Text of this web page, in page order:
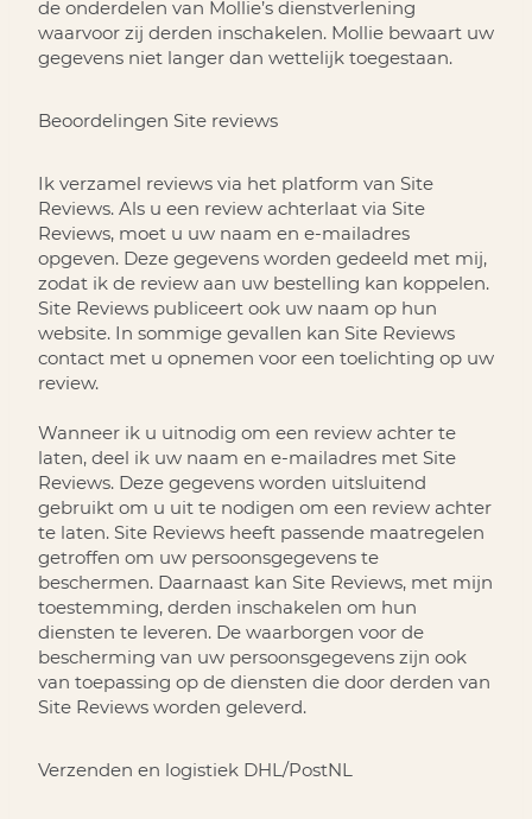
de onderdelen van Mollie’s dienstverlening
waarvoor zij derden inschakelen. Mollie bewaart uw
gegevens niet langer dan wettelijk toegestaan.
Beoordelingen Site reviews
Ik verzamel reviews via het platform van Site
Reviews. Als u een review achterlaat via Site
Reviews, moet u uw naam en e-mailadres
opgeven. Deze gegevens worden gedeeld met mij,
zodat ik de review aan uw bestelling kan koppelen.
Site Reviews publiceert ook uw naam op hun
website. In sommige gevallen kan Site Reviews
contact met u opnemen voor een toelichting op uw
review.
Wanneer ik u uitnodig om een review achter te
laten, deel ik uw naam en e-mailadres met Site
Reviews. Deze gegevens worden uitsluitend
gebruikt om u uit te nodigen om een review achter
te laten. Site Reviews heeft passende maatregelen
getroffen om uw persoonsgegevens te
beschermen. Daarnaast kan Site Reviews, met mijn
toestemming, derden inschakelen om hun
diensten te leveren. De waarborgen voor de
bescherming van uw persoonsgegevens zijn ook
van toepassing op de diensten die door derden van
Site Reviews worden geleverd.
Verzenden en logistiek DHL/PostNL